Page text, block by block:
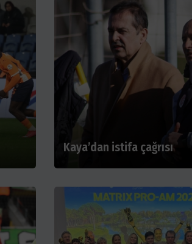
Kaya’dan istifa çağrısı